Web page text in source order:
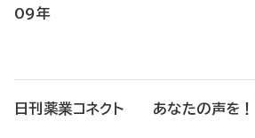
09年
日刊薬業コネクト あなたの声を！